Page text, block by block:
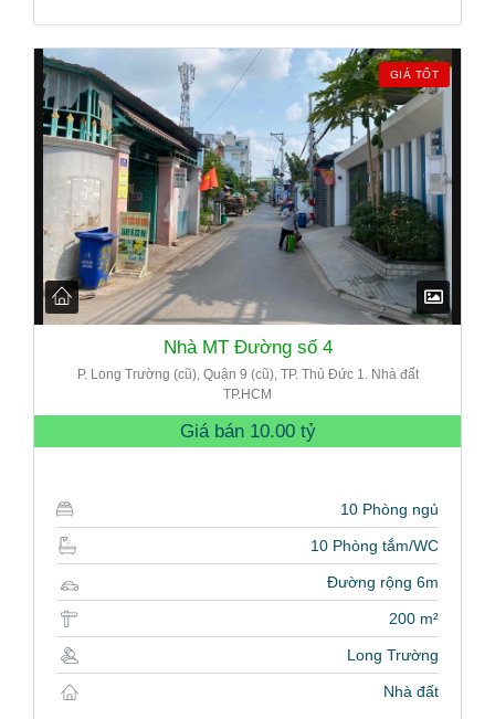
GIÁ TỐT
Nhà MT Đường số 4
P. Long Trường (cũ), Quận 9 (cũ), TP. Thủ Đức 1. Nhà đất
TP.HCM
Giá bán 10.00 tỷ
10 Phòng ngủ
10 Phòng tắm/WC
Đường rộng 6m
200 m²
Long Trường
Nhà đất